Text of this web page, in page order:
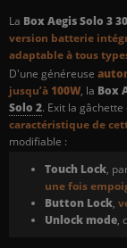
La Box Aegis Solo 3
version batterie
adaptable à tous
D'une généreuse
jusqu’à100W, la Box
Solo 2. Exit la
caractéristique de
modifiable :
Touch Lock,
une fois
Button Lock,
Unlock mode,